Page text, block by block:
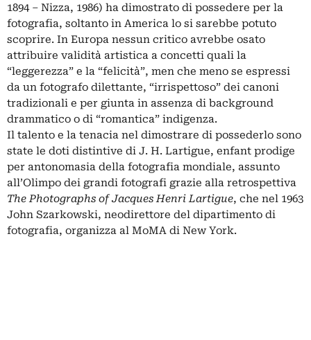
1894 – Nizza, 1986) ha dimostrato di possedere per la
fotografia, soltanto in America lo si sarebbe potuto
scoprire. In Europa nessun critico avrebbe osato
attribuire validità artistica a concetti quali la
“leggerezza” e la “felicità”, men che meno se espressi
da un fotografo dilettante, “irrispettoso” dei canoni
tradizionali e per giunta in assenza di background
drammatico o di “romantica” indigenza.
Il talento e la tenacia nel dimostrare di possederlo sono
state le doti distintive di J. H. Lartigue, enfant prodige
per antonomasia della fotografia mondiale, assunto
all’Olimpo dei grandi fotografi grazie alla retrospettiva
The Photographs of Jacques Henri Lartigue, che nel 1963
John Szarkowski, neodirettore del dipartimento di
fotografia, organizza al MoMA di New York.